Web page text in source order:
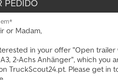
PEDIDO